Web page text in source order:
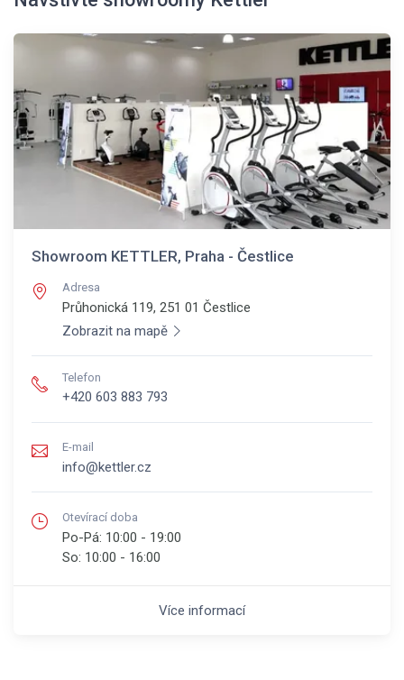
Showroom KETTLER, Praha - Čestlice
Adresa
Průhonická 119, 251 01 Čestlice
Zobrazit na mapě
Telefon
+420 603 883 793
E-mail
info@kettler.cz
Otevírací doba
Po-Pá: 10:00 - 19:00
So: 10:00 - 16:00
Více informací